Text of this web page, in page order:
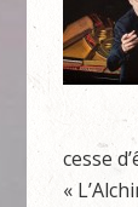
cesse
«